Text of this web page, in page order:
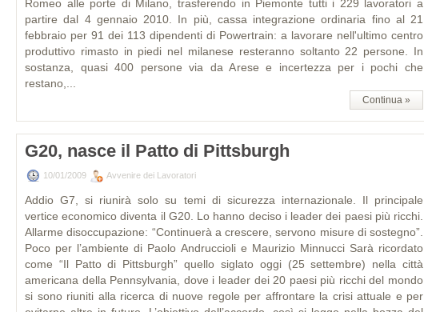
Romeo alle porte di Milano, trasferendo in Piemonte tutti i 229 lavoratori a
partire dal 4 gennaio 2010. In più, cassa integrazione ordinaria fino al 21
febbraio per 91 dei 113 dipendenti di Powertrain: a lavorare nell'ultimo centro
produttivo rimasto in piedi nel milanese resteranno soltanto 22 persone. In
sostanza, quasi 400 persone via da Arese e incertezza per i pochi che
restano,...
Continua »
G20, nasce il Patto di Pittsburgh
10/01/2009 Avvenire dei Lavoratori
Addio G7, si riunirà solo su temi di sicurezza internazionale. Il principale
vertice economico diventa il G20. Lo hanno deciso i leader dei paesi più ricchi.
Allarme disoccupazione: “Continuerà a crescere, servono misure di sostegno”.
Poco per l’ambiente di Paolo Andruccioli e Maurizio Minnucci Sarà ricordato
come “Il Patto di Pittsburgh” quello siglato oggi (25 settembre) nella città
americana della Pennsylvania, dove i leader dei 20 paesi più ricchi del mondo
si sono riuniti alla ricerca di nuove regole per affrontare la crisi attuale e per